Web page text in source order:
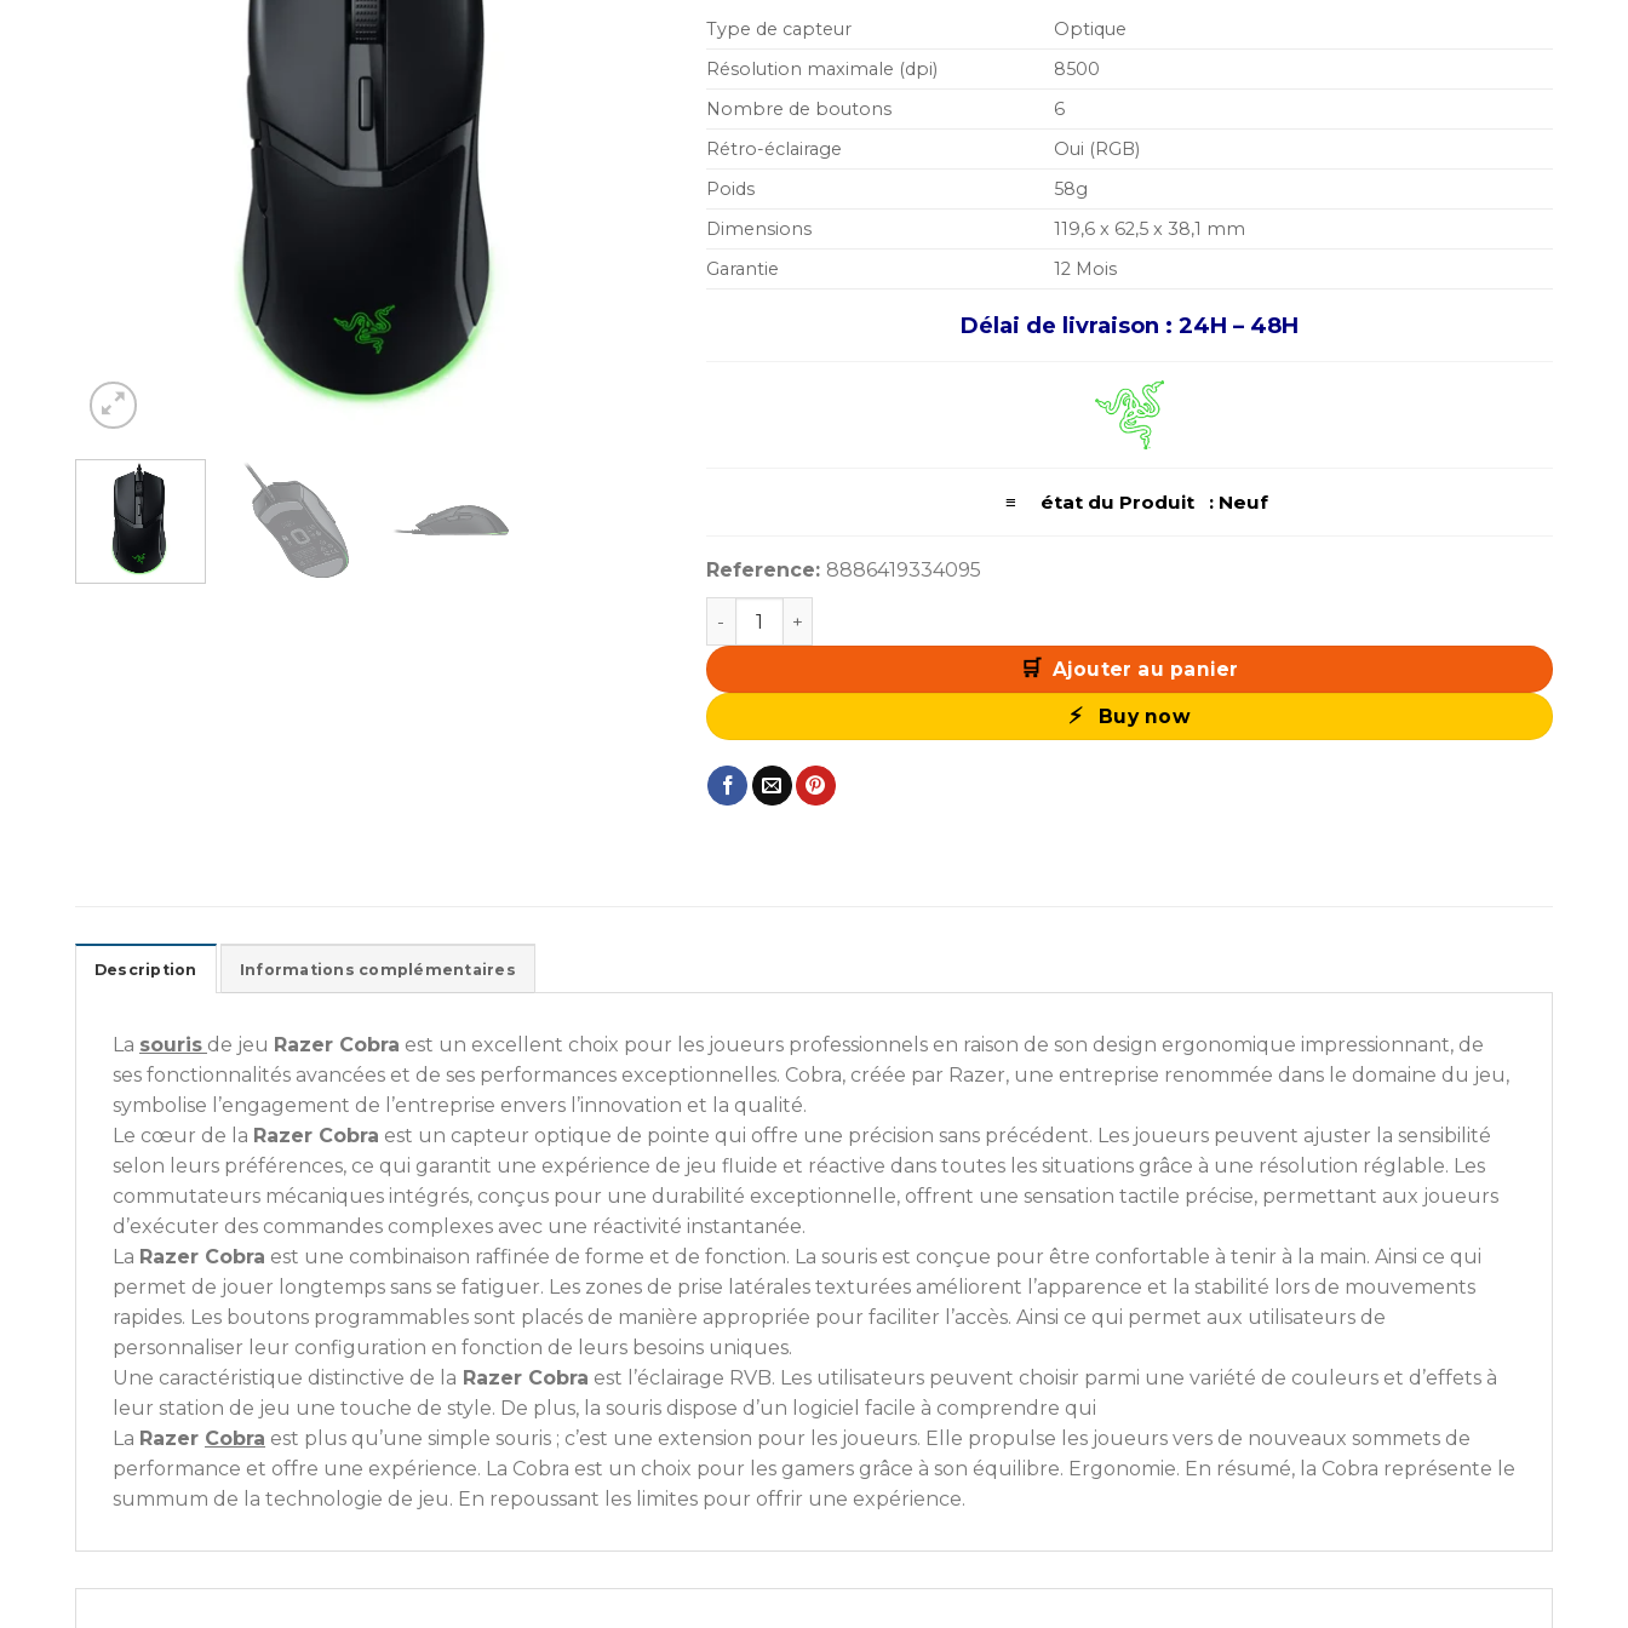
Type de capteur
Optique
Résolution maximale (dpi)
8500
Nombre de boutons
6
Rétro-éclairage
Oui (RGB)
Poids
58g
Dimensions
119,6 x 62,5 x 38,1 mm
Garantie
12 Mois
Délai de livraison : 24H – 48H
≡ état du Produit : Neuf
Reference: 8886419334095
quantité de Razer Cobra
Ajouter au panier
Buy now
Description Informations complémentaires
La souris de jeu Razer Cobra est un excellent choix pour les joueurs professionnels en raison de son design ergonomique impressionnant, de
ses fonctionnalités avancées et de ses performances exceptionnelles. Cobra, créée par Razer, une entreprise renommée dans le domaine du jeu,
symbolise l’engagement de l’entreprise envers l’innovation et la qualité.
Le cœur de la Razer Cobra est un capteur optique de pointe qui offre une précision sans précédent. Les joueurs peuvent ajuster la sensibilité
selon leurs préférences, ce qui garantit une expérience de jeu fluide et réactive dans toutes les situations grâce à une résolution réglable. Les
commutateurs mécaniques intégrés, conçus pour une durabilité exceptionnelle, offrent une sensation tactile précise, permettant aux joueurs
d’exécuter des commandes complexes avec une réactivité instantanée.
La Razer Cobra est une combinaison raffinée de forme et de fonction. La souris est conçue pour être confortable à tenir à la main. Ainsi ce qui
permet de jouer longtemps sans se fatiguer. Les zones de prise latérales texturées améliorent l’apparence et la stabilité lors de mouvements
rapides. Les boutons programmables sont placés de manière appropriée pour faciliter l’accès. Ainsi ce qui permet aux utilisateurs de
personnaliser leur configuration en fonction de leurs besoins uniques.
Une caractéristique distinctive de la Razer Cobra est l’éclairage RVB. Les utilisateurs peuvent choisir parmi une variété de couleurs et d’effets à
leur station de jeu une touche de style. De plus, la souris dispose d’un logiciel facile à comprendre qui
La Razer Cobra est plus qu’une simple souris ; c’est une extension pour les joueurs. Elle propulse les joueurs vers de nouveaux sommets de
performance et offre une expérience. La Cobra est un choix pour les gamers grâce à son équilibre. Ergonomie. En résumé, la Cobra représente le
summum de la technologie de jeu. En repoussant les limites pour offrir une expérience.